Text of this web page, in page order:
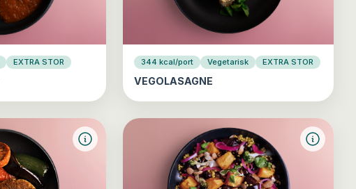
EXTRA STOR 344 kcal/port Vegetarisk EXTRA STOR
VEGOLASAGNE